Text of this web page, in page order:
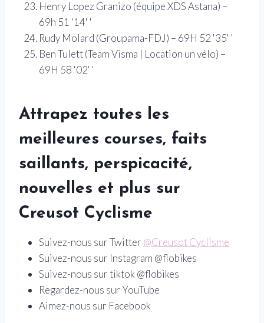
Henry Lopez Granizo (équipe XDS Astana) –
69h 51 '14' '
Rudy Molard (Groupama-FDJ) – 69H 52 '35' '
Ben Tulett (Team Visma | Location un vélo) –
69H 58 '02' '
Attrapez toutes les
meilleures courses, faits
saillants, perspicacité,
nouvelles et plus sur
Creusot Cyclisme
Suivez-nous sur Twitter @Creusot Cyclisme
Suivez-nous sur Instagram @flobikes
Suivez-nous sur tiktok @flobikes
Regardez-nous sur YouTube
Aimez-nous sur Facebook